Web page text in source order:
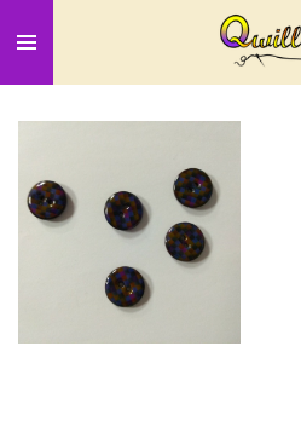
direct
naar
de